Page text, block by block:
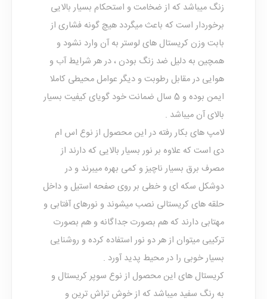
زنگ میباشد که از ضخامت و استحکام بسیار بالایی
برخوردار است که باعث میگردد هیچ گونه فشاری از
بابت وزن کریستال های لوستر به آن وارد نشود و
همچین به دلیل ضد زنگ بودن ، در هر شرایط آب و
هوایی در مقابل رطوبت و دیگر عوامل محیطی کاملا
ایمن بوده و 5 سال ضمانت خود گویای کیفیت بسیار
بالای آن میباشد .
لامپ های بکار رفته در این محصول از نوع اس ام
دی است که علاوه بر نور بسیار بالایی که دارند از
مصرف برق بسیار ناچیز و کمی بهره میبرند و در
دوشکل سکه ای و خطی بر روی صفحه استیل و داخل
حلقه های کریستالی نصب میشوند و نورهای آفتابی و
مهتابی دارند که هم بصورت جداگانه و هم بصورت
ترکیبی میتوان از هر دو نور استفاده کرده و روشنایی
بسیار خوبی را در محیط پدید آورد .
کریستال های این محصول از نوع سوپر کریستال و
به رنگ سفید میباشد که از خوش تراش ترین و